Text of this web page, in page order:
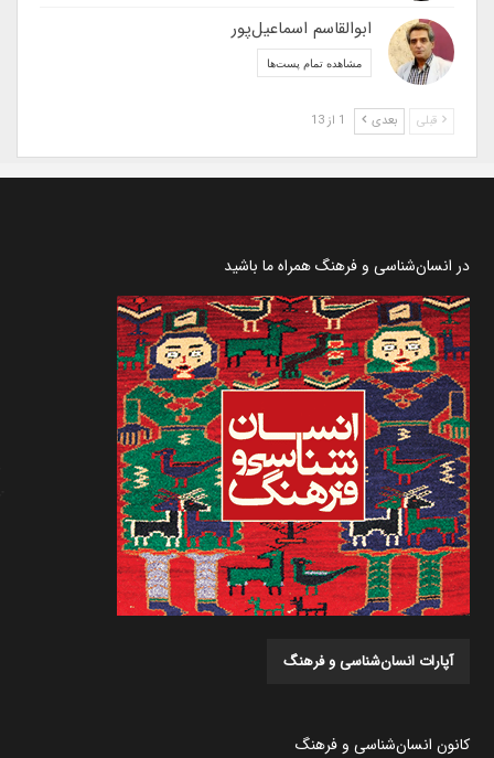
ابوالقاسم اسماعیل‌پور
مشاهده تمام پست‌ها
قبلی بعدی
در انسان‌شناسی و فرهنگ همراه ما باشید
آپارات انسان‌شناسی و فرهنگ
کانون انسان‌شناسی و فرهنگ